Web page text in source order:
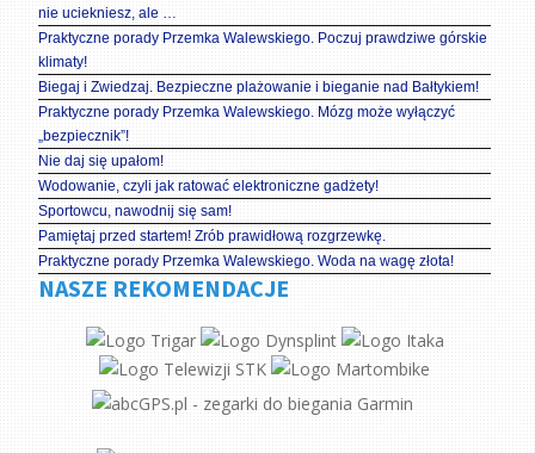
nie uciekniesz, ale …
Praktyczne porady Przemka Walewskiego. Poczuj prawdziwe górskie
klimaty!
Biegaj i Zwiedzaj. Bezpieczne plażowanie i bieganie nad Bałtykiem!
Praktyczne porady Przemka Walewskiego. Mózg może wyłączyć
„bezpiecznik”!
Nie daj się upałom!
Wodowanie, czyli jak ratować elektroniczne gadżety!
Sportowcu, nawodnij się sam!
Pamiętaj przed startem! Zrób prawidłową rozgrzewkę.
Praktyczne porady Przemka Walewskiego. Woda na wagę złota!
NASZE REKOMENDACJE